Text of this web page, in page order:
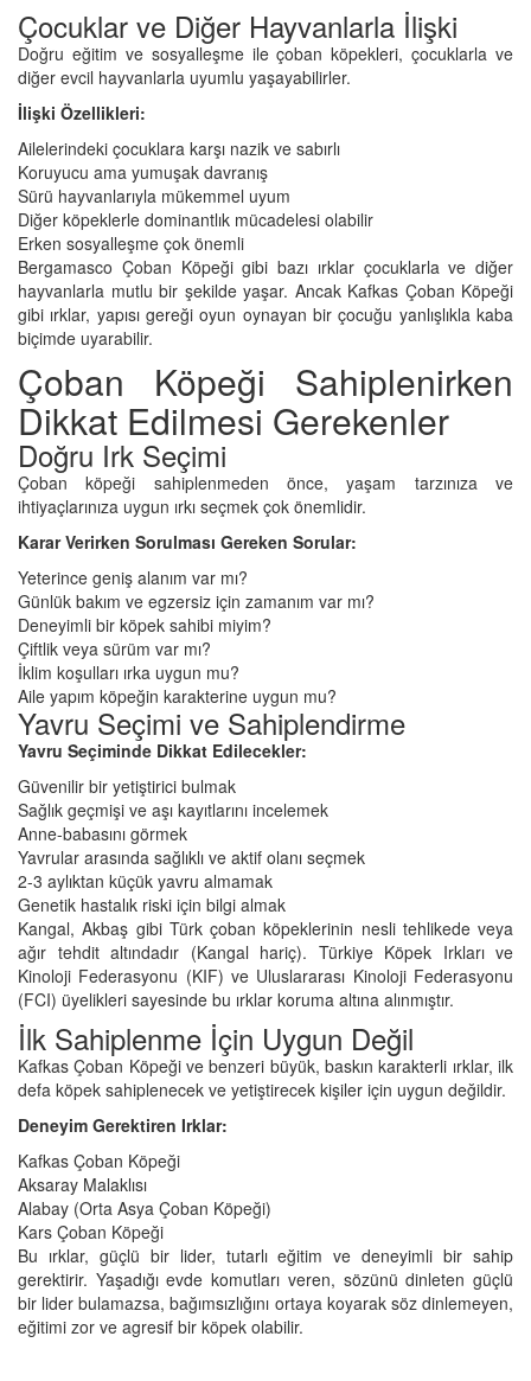
Çocuklar ve Diğer Hayvanlarla İlişki
Doğru eğitim ve sosyalleşme ile çoban köpekleri, çocuklarla ve
diğer evcil hayvanlarla uyumlu yaşayabilirler.
İlişki Özellikleri:
Ailelerindeki çocuklara karşı nazik ve sabırlı
Koruyucu ama yumuşak davranış
Sürü hayvanlarıyla mükemmel uyum
Diğer köpeklerle dominantlık mücadelesi olabilir
Erken sosyalleşme çok önemli
Bergamasco Çoban Köpeği gibi bazı ırklar çocuklarla ve diğer
hayvanlarla mutlu bir şekilde yaşar. Ancak Kafkas Çoban Köpeği
gibi ırklar, yapısı gereği oyun oynayan bir çocuğu yanlışlıkla kaba
biçimde uyarabilir.
Çoban Köpeği Sahiplenirken
Dikkat Edilmesi Gerekenler
Doğru Irk Seçimi
Çoban köpeği sahiplenmeden önce, yaşam tarzınıza ve
ihtiyaçlarınıza uygun ırkı seçmek çok önemlidir.
Karar Verirken Sorulması Gereken Sorular:
Yeterince geniş alanım var mı?
Günlük bakım ve egzersiz için zamanım var mı?
Deneyimli bir köpek sahibi miyim?
Çiftlik veya sürüm var mı?
İklim koşulları ırka uygun mu?
Aile yapım köpeğin karakterine uygun mu?
Yavru Seçimi ve Sahiplendirme
Yavru Seçiminde Dikkat Edilecekler:
Güvenilir bir yetiştirici bulmak
Sağlık geçmişi ve aşı kayıtlarını incelemek
Anne-babasını görmek
Yavrular arasında sağlıklı ve aktif olanı seçmek
2-3 aylıktan küçük yavru almamak
Genetik hastalık riski için bilgi almak
Kangal, Akbaş gibi Türk çoban köpeklerinin nesli tehlikede veya
ağır tehdit altındadır (Kangal hariç). Türkiye Köpek Irkları ve
Kinoloji Federasyonu (KIF) ve Uluslararası Kinoloji Federasyonu
(FCI) üyelikleri sayesinde bu ırklar koruma altına alınmıştır.
İlk Sahiplenme İçin Uygun Değil
Kafkas Çoban Köpeği ve benzeri büyük, baskın karakterli ırklar, ilk
defa köpek sahiplenecek ve yetiştirecek kişiler için uygun değildir.
Deneyim Gerektiren Irklar:
Kafkas Çoban Köpeği
Aksaray Malaklısı
Alabay (Orta Asya Çoban Köpeği)
Kars Çoban Köpeği
Bu ırklar, güçlü bir lider, tutarlı eğitim ve deneyimli bir sahip
gerektirir. Yaşadığı evde komutları veren, sözünü dinleten güçlü
bir lider bulamazsa, bağımsızlığını ortaya koyarak söz dinlemeyen,
eğitimi zor ve agresif bir köpek olabilir.